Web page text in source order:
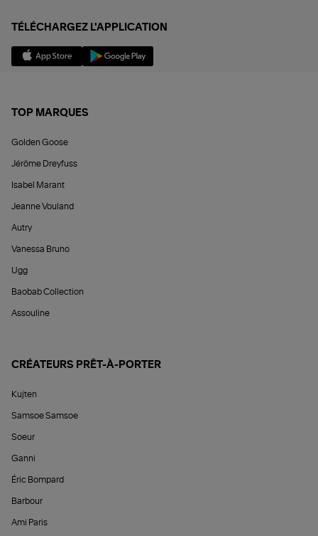
TÉLÉCHARGEZ L'APPLICATION
TOP MARQUES
Golden Goose
Jérôme Dreyfuss
Isabel Marant
Jeanne Vouland
Autry
Vanessa Bruno
Ugg
Baobab Collection
Assouline
CRÉATEURS PRÊT-À-PORTER
Kujten
Samsoe Samsoe
Soeur
Ganni
Éric Bompard
Barbour
Ami Paris